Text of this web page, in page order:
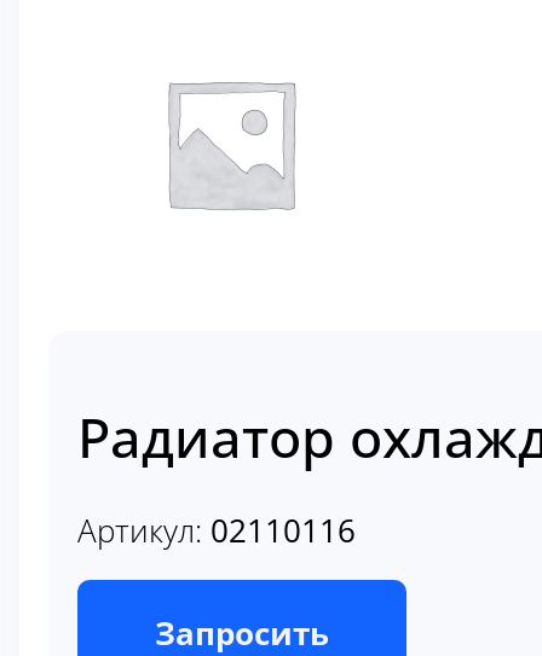
Радиатор
Артикул: 02110116
В наличии
Запросить